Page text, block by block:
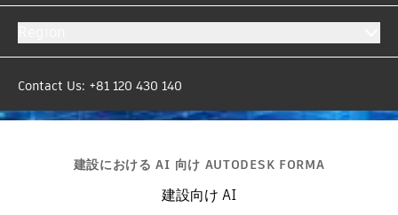
Contact Us: +81 120 430 140
建設における AI 向け AUTODESK FORMA
建設向け AI